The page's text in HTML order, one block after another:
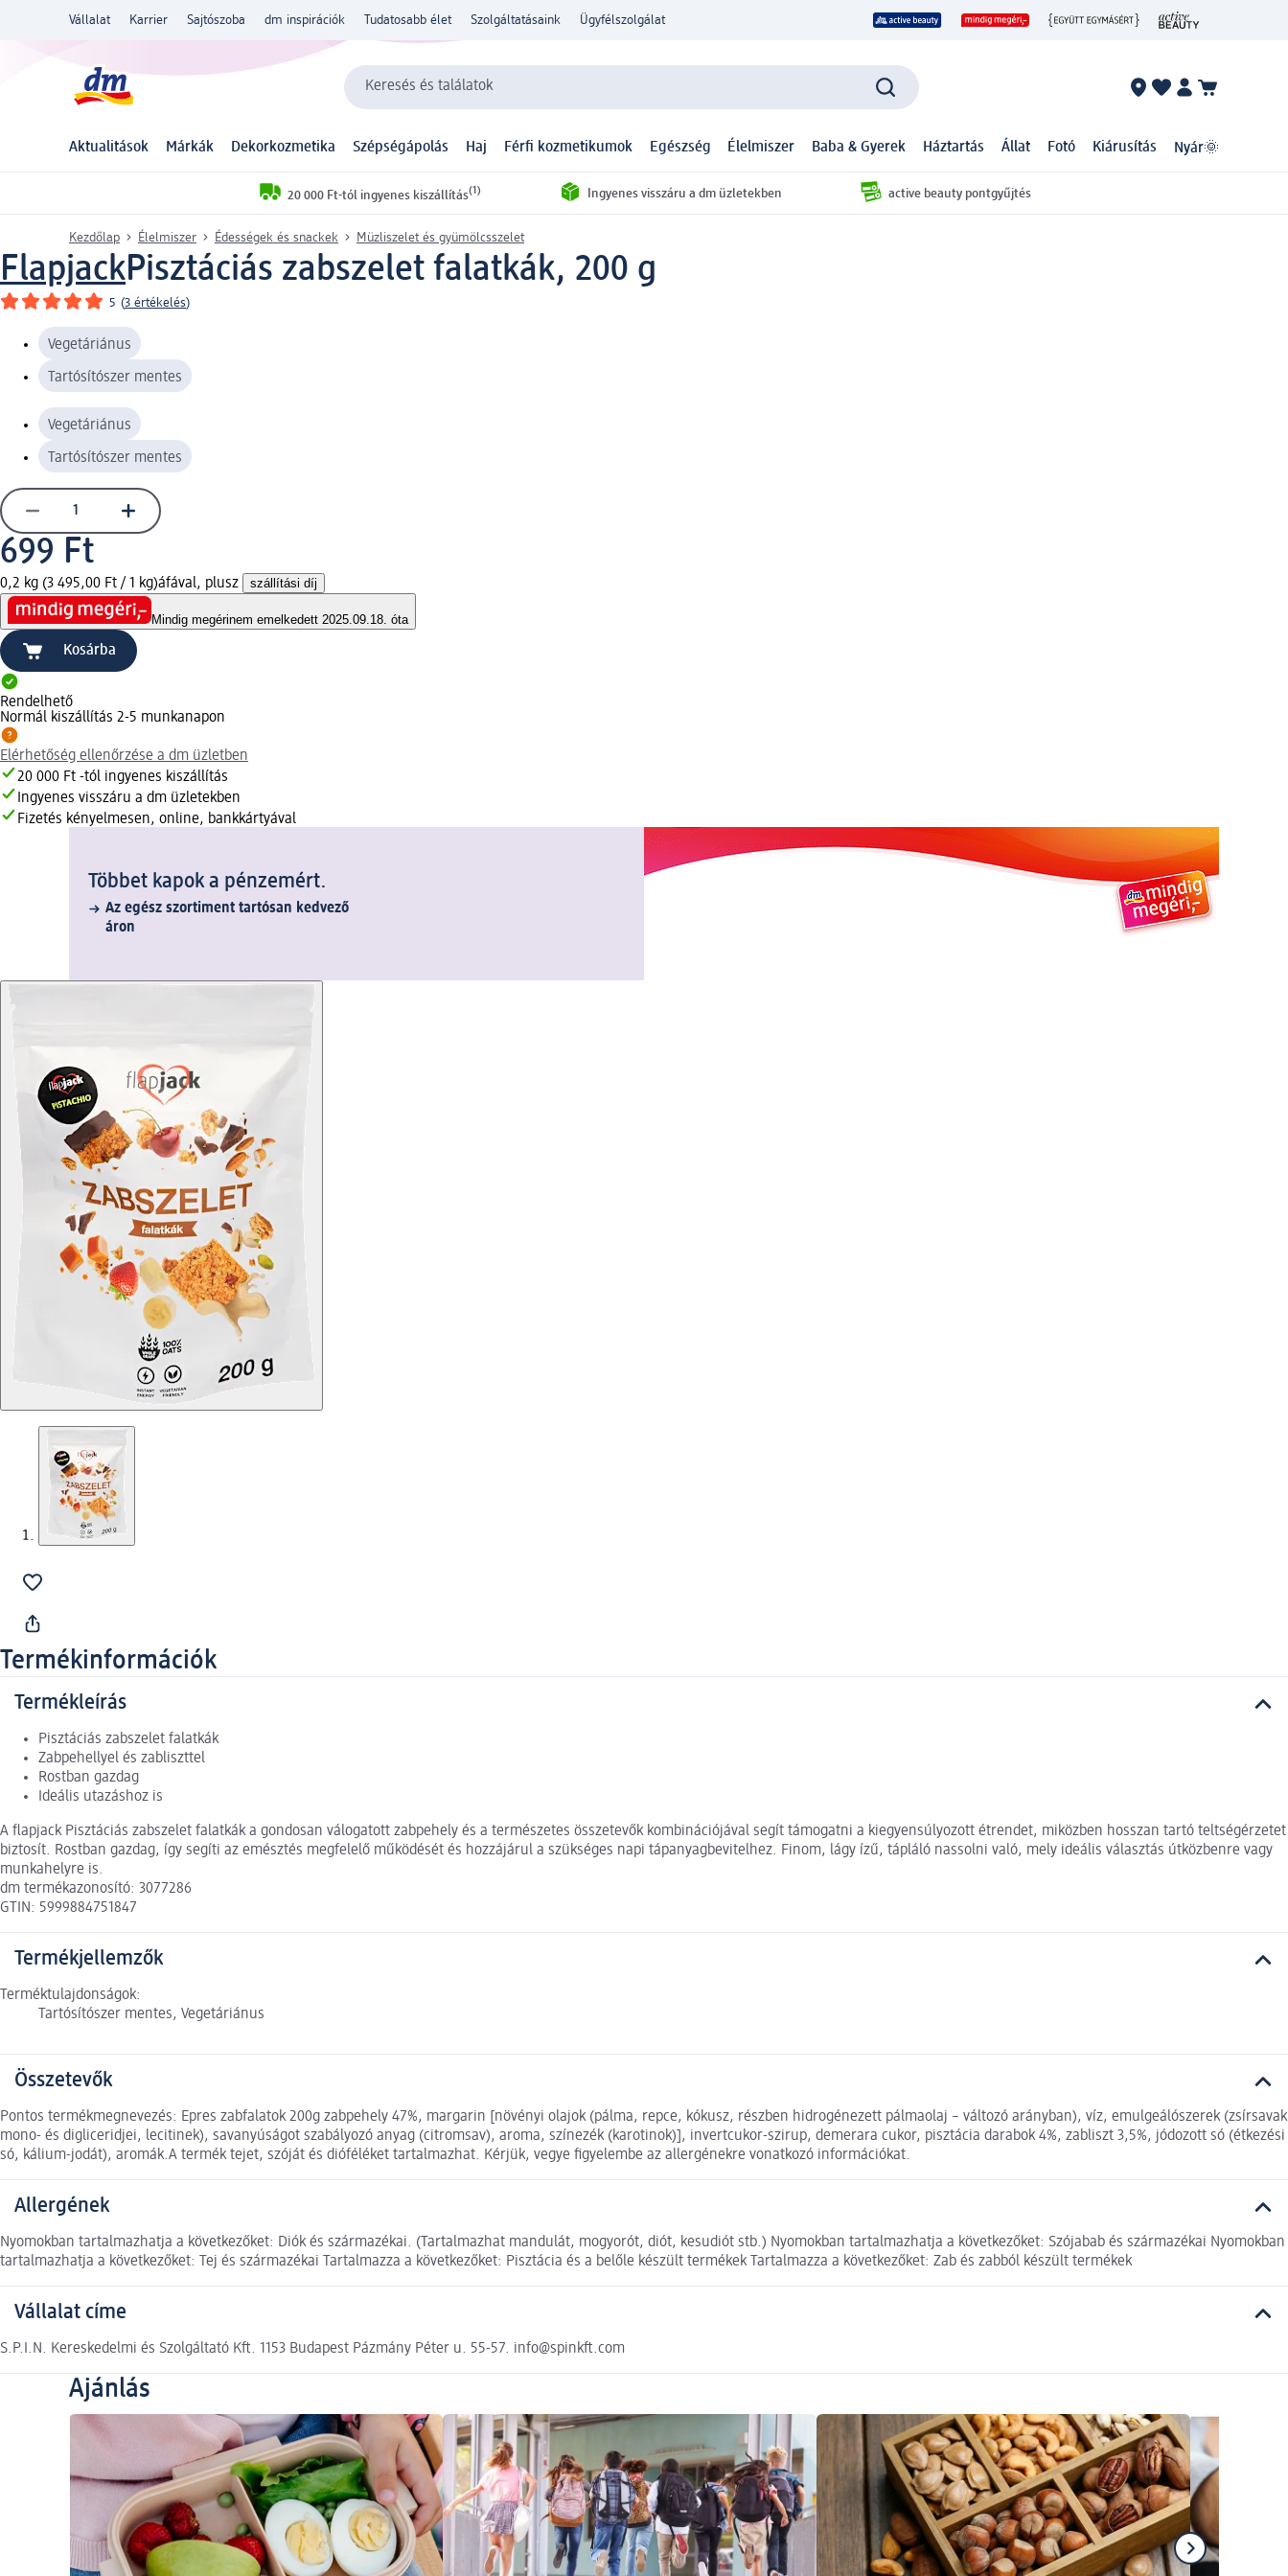
Vállalat Karrier Sajtószoba dm inspirációk Tudatosabb élet Szolgáltatásaink Ügyfélszolgálat
Keresés és találatok
Aktualitások Márkák Dekorkozmetika Szépségápolás Haj Férfi kozmetikumok Egészség Élelmiszer Baba & Gyerek Háztartás Állat Fotó Kiárusítás Nyár🌞
20 000 Ft-tól ingyenes kiszállítás(1) Ingyenes visszáru a dm üzletekben active beauty pontgyűjtés
Kezdőlap Élelmiszer Édességek és snackek Müzliszelet és gyümölcsszelet
FlapjackPisztáciás zabszelet falatkák, 200 g
5 (3 értékelés)
Vegetáriánus
Tartósítószer mentes
Vegetáriánus
Tartósítószer mentes
699 Ft
0,2 kg (3 495,00 Ft / 1 kg)áfával, plusz szállítási díj
Mindig megérinem emelkedett 2025.09.18. óta
Kosárba
Rendelhető
Normál kiszállítás 2-5 munkanapon
Elérhetőség ellenőrzése a dm üzletben
20 000 Ft -tól ingyenes kiszállítás
Ingyenes visszáru a dm üzletekben
Fizetés kényelmesen, online, bankkártyával
Többet kapok a pénzemért.
Az egész szortiment tartósan kedvező
áron
Termékinformációk
Termékleírás
Pisztáciás zabszelet falatkák
Zabpehellyel és zabliszttel
Rostban gazdag
Ideális utazáshoz is
A flapjack Pisztáciás zabszelet falatkák a gondosan válogatott zabpehely és a természetes összetevők kombinációjával segít támogatni a kiegyensúlyozott étrendet, miközben hosszan tartó teltségérzetet
biztosít. Rostban gazdag, így segíti az emésztés megfelelő működését és hozzájárul a szükséges napi tápanyagbevitelhez. Finom, lágy ízű, tápláló nassolni való, mely ideális választás útközbenre vagy
munkahelyre is.
dm termékazonosító: 3077286
GTIN: 5999884751847
Termékjellemzők
Terméktulajdonságok:
Tartósítószer mentes, Vegetáriánus
Összetevők
Pontos termékmegnevezés: Epres zabfalatok 200g zabpehely 47%, margarin [növényi olajok (pálma, repce, kókusz, részben hidrogénezett pálmaolaj – változó arányban), víz, emulgeálószerek (zsírsavak
mono- és digliceridjei, lecitinek), savanyúságot szabályozó anyag (citromsav), aroma, színezék (karotinok)], invertcukor-szirup, demerara cukor, pisztácia darabok 4%, zabliszt 3,5%, jódozott só (étkezési
só, kálium-jodát), aromák.A termék tejet, szóját és dióféléket tartalmazhat. Kérjük, vegye figyelembe az allergénekre vonatkozó információkat.
Allergének
Nyomokban tartalmazhatja a következőket: Diók és származékai. (Tartalmazhat mandulát, mogyorót, diót, kesudiót stb.) Nyomokban tartalmazhatja a következőket: Szójabab és származékai Nyomokban
tartalmazhatja a következőket: Tej és származékai Tartalmazza a következőket: Pisztácia és a belőle készült termékek Tartalmazza a következőket: Zab és zabból készült termékek
Vállalat címe
S.P.I.N. Kereskedelmi és Szolgáltató Kft. 1153 Budapest Pázmány Péter u. 55-57. info@spinkft.com
Ajánlás